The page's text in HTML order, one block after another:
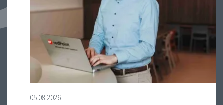
05.08.2026